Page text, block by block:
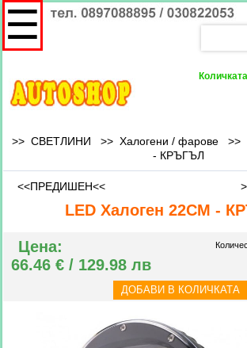
☰
>> СВЕТЛИНИ >> Халогени / фарове >>
- КРЪГЪЛ
<<ПРЕДИШЕН<<
LED Халоген 22СМ -
Цена:
66.46 € / 129.98 лв